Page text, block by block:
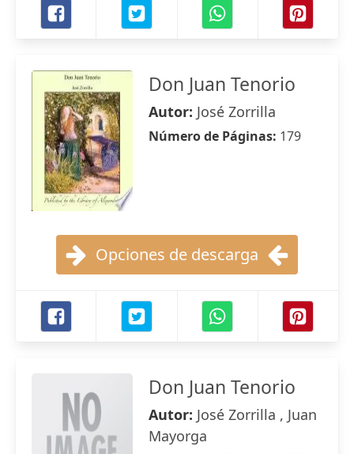
Don Juan Tenorio
Autor: José Zorrilla
Número de Páginas: 179
Opciones de descarga
Don Juan Tenorio
Autor: José Zorrilla , Juan
Mayorga